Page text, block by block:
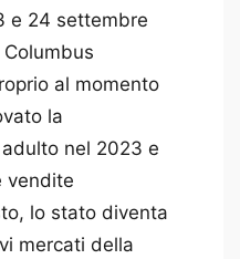
e 24 settembre
al momento
la
nel 2023 e
vendite
lo stato diventa
mercati della